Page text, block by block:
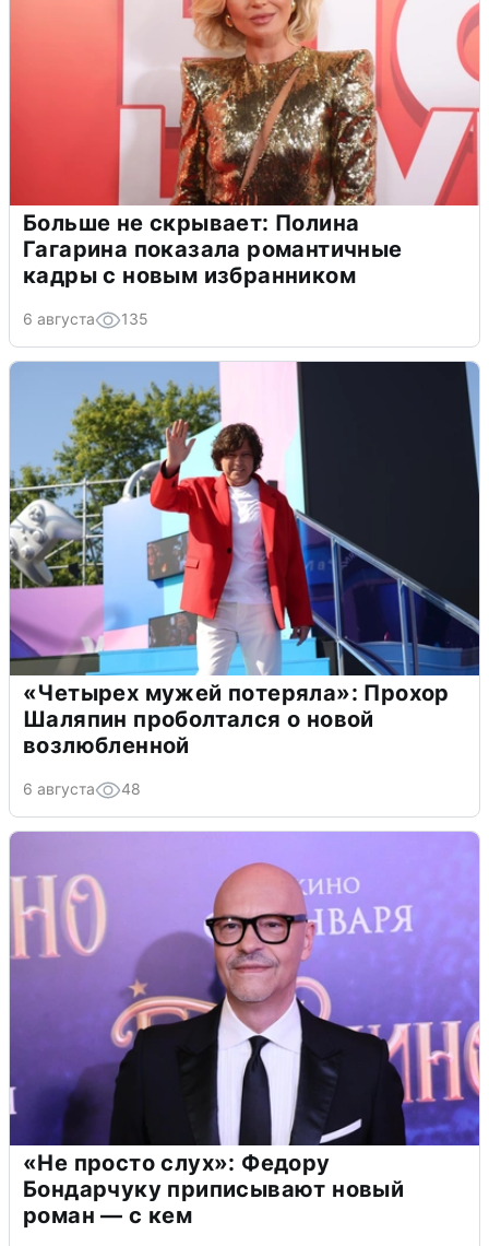
Больше не скрывает: Полина
Гагарина показала романтичные
кадры с новым избранником
6 августа 135
«Четырех мужей потеряла»: Прохор
Шаляпин проболтался о новой
возлюбленной
6 августа 48
«Не просто слух»: Федору
Бондарчуку приписывают новый
роман — с кем